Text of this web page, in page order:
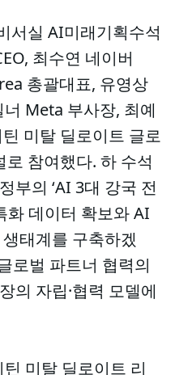
서실 AI미래기획수석
최수연 네이버
총괄대표, 유영상
너 Meta 부사장, 최예
미탈 딜로이트 글로
로 참여했다. 하 수석
부의 ‘AI 3대 강국 전
화 데이터 확보와 AI
태계를 구축하겠
로벌 파트너 협력의
의 자립·협력 모델에
미탈 딜로이트 리